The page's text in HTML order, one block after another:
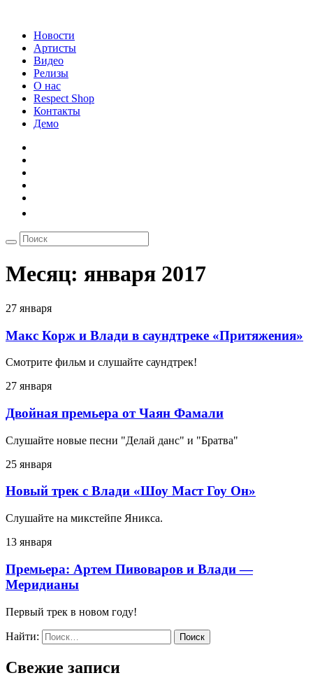
Новости
Артисты
Видео
Релизы
О нас
Respect Shop
Контакты
Демо
Месяц: января 2017
27 января
Макс Корж и Влади в саундтреке «Притяжения»
Смотрите фильм и слушайте саундтрек!
27 января
Двойная премьера от Чаян Фамали
Слушайте новые песни "Делай данс" и "Братва"
25 января
Новый трек с Влади «Шоу Маст Гоу Он»
Слушайте на микстейпе Яникса.
13 января
Премьера: Артем Пивоваров и Влади —
Меридианы
Первый трек в новом году!
Найти:
Свежие записи